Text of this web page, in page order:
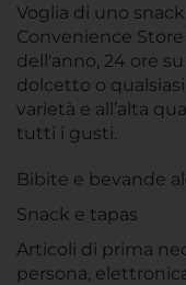
Voglia di uno
Convenience
dell'anno, 24 ore
dolcetto o qualsiasi
varietà e all’alta
tutti i gusti.
Bibite e bevande
Snack e tapas
Articoli di prima
persona,